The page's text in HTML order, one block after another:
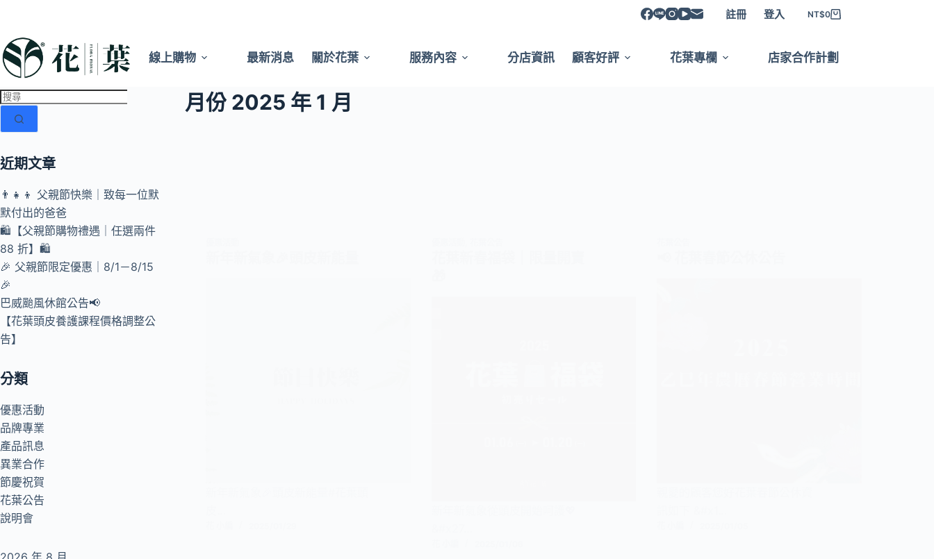
註冊 登入 NT$0
線上購物 最新消息 關於花葉 服務內容 分店資訊 顧客好評 花葉專欄 店家合作計劃
月份 2025 年 1 月
近期文章
👨‍👧‍👦 父親節快樂｜致每一位默
默付出的爸爸
🛍️【父親節購物禮遇｜任選兩件
88 折】🛍️
🎉 父親節限定優惠｜8/1－8/15
🎉
巴威颱風休館公告📢
【花葉頭皮養護課程價格調整公
告】
分類
優惠活動
品牌專業
產品訊息
異業合作
節慶祝賀
花葉公告
說明會